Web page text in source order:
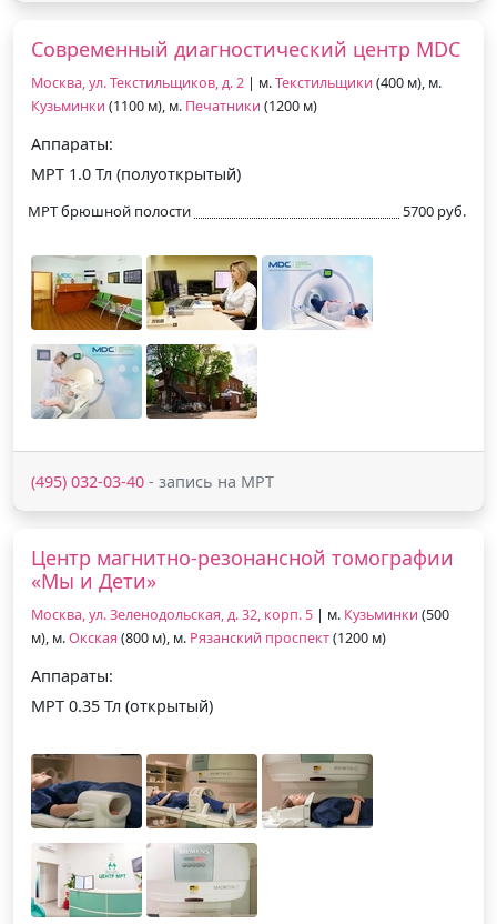
Современный диагностический центр MDC
Москва, ул. Текстильщиков, д. 2 | м.Текстильщики (400 м), м.
Кузьминки (1100 м), м. Печатники (1200 м)
Аппараты:
МРТ 1.0 Тл (полуоткрытый)
МРТ брюшной полости 5700 руб.
(495) 032-03-40 - запись на МРТ
Центр магнитно-резонансной томографии
«Мы и Дети»
Москва, ул. Зеленодольская, д. 32, корп. 5 | м. Кузьминки (500
м), м.Окская (800 м), м. Рязанский проспект(1200 м)
Аппараты:
МРТ 0.35 Тл (открытый)